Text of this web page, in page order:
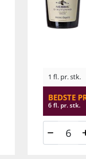
1 fl. pr. stk.
BEDSTE
6 fl. pr. stk.